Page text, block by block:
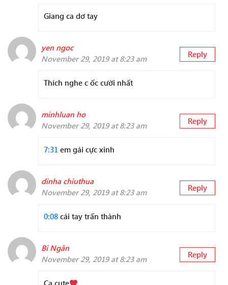
Giang ca dơ tay
yen ngoc
November 29, 2019 at 8:23 am
Reply
Thích nghe c ốc cười nhất
minhluan ho
November 29, 2019 at 8:23 am
Reply
7:31 em gái cực xinh
dinha chiuthua
November 29, 2019 at 8:23 am
Reply
0:08 cái tay trấn thành
Bi Ngân
November 29, 2019 at 8:23 am
Reply